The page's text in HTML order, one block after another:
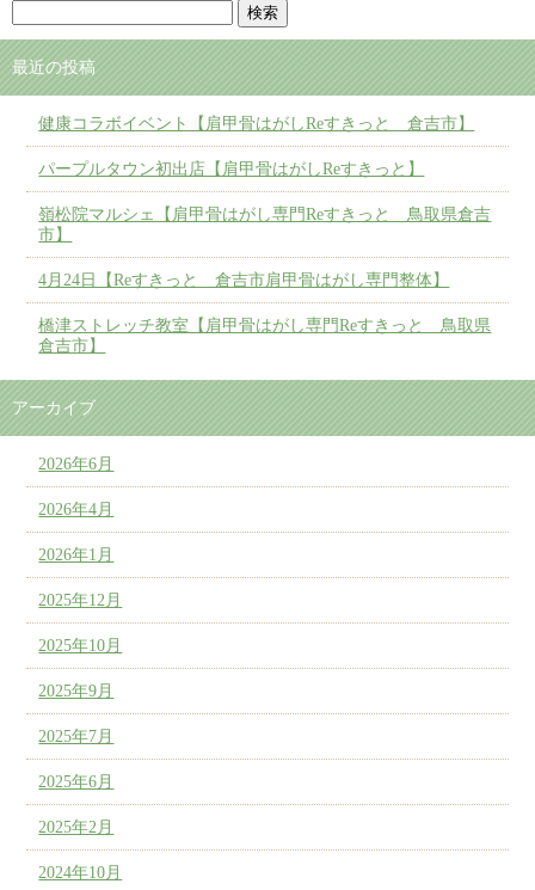
最近の投稿
健康コラボイベント【肩甲骨はがしReすきっと 倉吉市】
パープルタウン初出店【肩甲骨はがしReすきっと】
嶺松院マルシェ【肩甲骨はがし専門Reすきっと 鳥取県倉吉
市】
4月24日【Reすきっと 倉吉市肩甲骨はがし専門整体】
橋津ストレッチ教室【肩甲骨はがし専門Reすきっと 鳥取県
倉吉市】
アーカイブ
2026年6月
2026年4月
2026年1月
2025年12月
2025年10月
2025年9月
2025年7月
2025年6月
2025年2月
2024年10月